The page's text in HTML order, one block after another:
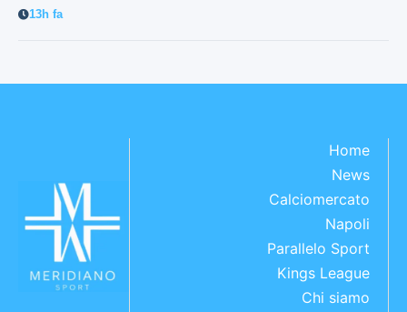
13h fa
Home
News
Calciomercato
Napoli
Parallelo Sport
Kings League
Chi siamo